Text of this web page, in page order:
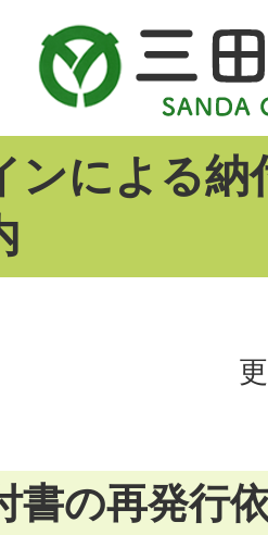
ンによる納
書の再発行